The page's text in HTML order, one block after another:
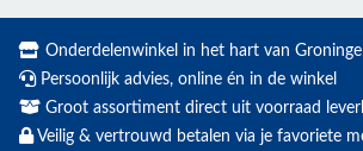
Onderdelenwinkel in het hart van
Persoonlijk advies, online én in de winkel
Groot assortiment direct uit voorraad
Veilig & vertrouwd betalen via je favoriete